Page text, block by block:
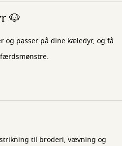
🐶
og passer på dine kæledyr, og få
til broderi, vævning og